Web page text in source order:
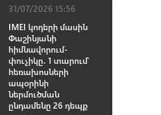
31/07/2026 15:56
IMEI կոդերի մասին
Փաշինյանի
հիմնավորում-
փուչիկը․ 1 տարում՝
հեռախոսների
ապօրինի
ներմուծման
ընդամենը 26 դեպք